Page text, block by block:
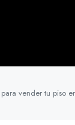
vender tu piso